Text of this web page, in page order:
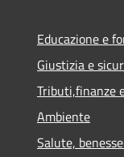
Educazione e
Giustizia e
Tributi,finanze
Ambiente
Salute,